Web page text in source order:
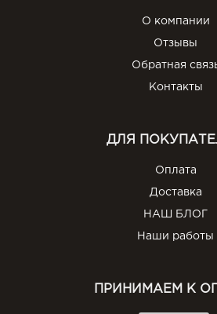
О компании
Отзывы
Обратная
Контакты
ДЛЯ
Оплата
Доставка
НАШ БЛОГ
Наши работы
ПРИНИМАЕМ К